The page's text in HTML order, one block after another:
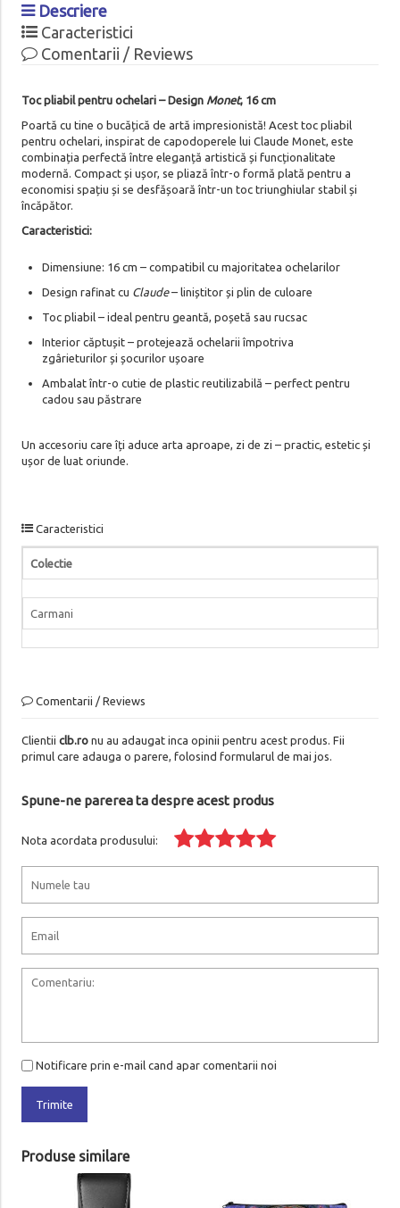
Descriere
Caracteristici
Comentarii / Reviews
Toc pliabil pentru ochelari – Design Monet, 16 cm
Poartă cu tine o bucățică de artă impresionistă! Acest toc pliabil
pentru ochelari, inspirat de capodoperele lui Claude Monet, este
combinația perfectă între eleganță artistică și funcționalitate
modernă. Compact și ușor, se pliază într-o formă plată pentru a
economisi spațiu și se desfășoară într-un toc triunghiular stabil și
încăpător.
Caracteristici:
Dimensiune: 16 cm – compatibil cu majoritatea ochelarilor
Design rafinat cu Claude– liniștitor și plin de culoare
Toc pliabil – ideal pentru geantă, poșetă sau rucsac
Interior căptușit – protejează ochelarii împotriva
zgârieturilor și șocurilor ușoare
Ambalat într-o cutie de plastic reutilizabilă – perfect pentru
cadou sau păstrare
Un accesoriu care îți aduce arta aproape, zi de zi – practic, estetic și
ușor de luat oriunde.
Caracteristici
Colectie
Carmani
Comentarii / Reviews
Clientii clb.ronu au adaugat inca opinii pentru acest produs. Fii
primul care adauga o parere, folosind formularul de mai jos.
Spune-ne parerea ta despre acest produs
Nota acordata produsului:
Notificare prin e-mail cand apar comentarii noi
Trimite
Produse similare